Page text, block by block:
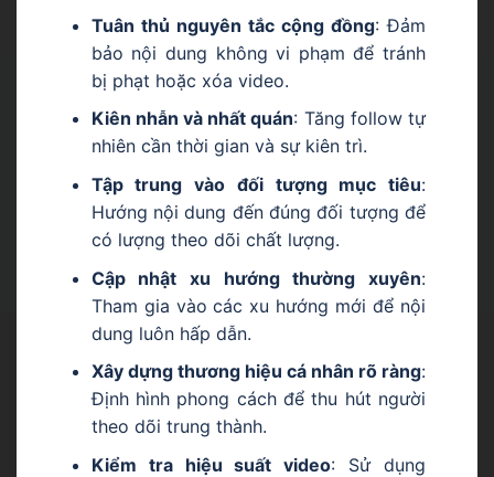
Tuân thủ nguyên tắc cộng đồng: Đảm
bảo nội dung không vi phạm để tránh
bị phạt hoặc xóa video.
Kiên nhẫn và nhất quán: Tăng follow tự
nhiên cần thời gian và sự kiên trì.
Tập trung vào đối tượng mục tiêu:
Hướng nội dung đến đúng đối tượng để
có lượng theo dõi chất lượng.
Cập nhật xu hướng thường xuyên:
Tham gia vào các xu hướng mới để nội
dung luôn hấp dẫn.
Xây dựng thương hiệu cá nhân rõ ràng:
Định hình phong cách để thu hút người
theo dõi trung thành.
Kiểm tra hiệu suất video: Sử dụng